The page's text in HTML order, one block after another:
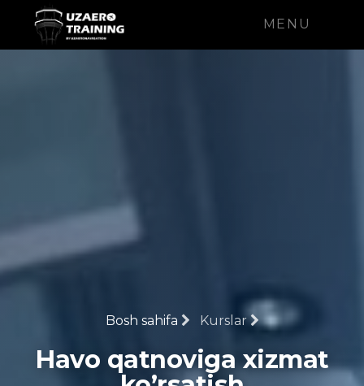
MENU
Bosh sahifa Kurslar
Havo qatnoviga xizmat